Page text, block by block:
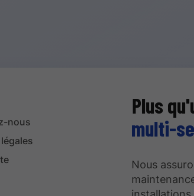
nous
Plus
multi-
Nous